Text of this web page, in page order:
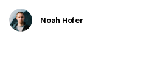
Noah Hofer